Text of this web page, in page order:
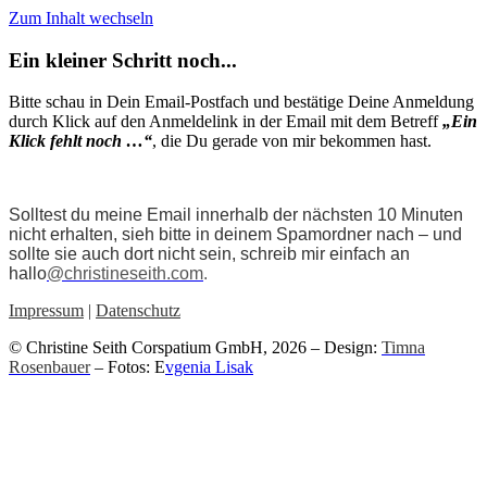
Zum Inhalt wechseln
Ein kleiner Schritt noch...
Bitte schau in Dein Email-Postfach und bestätige Deine Anmeldung
durch Klick auf den Anmeldelink in der Email mit dem Betreff„Ein
Klick fehlt noch …“, die Du gerade von mir bekommen hast.
Solltest du meine Email innerhalb der nächsten 10 Minuten
nicht erhalten, sieh bitte in deinem Spamordner nach – und
sollte sie auch dort nicht sein, schreib mir einfach an
hallo@christineseith.com.
Impressum | Datenschutz
© Christine Seith Corspatium GmbH, 2026 – Design: Timna
Rosenbauer– Fotos: Evgenia Lisak